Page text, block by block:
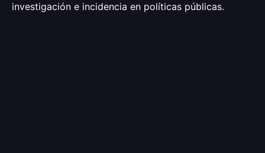
investigación e incidencia en políticas públicas.